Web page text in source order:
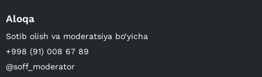
Aloqa
Sotib olish va moderatsiya bo‘yicha
+998 (91) 008 67 89
@soff_moderator